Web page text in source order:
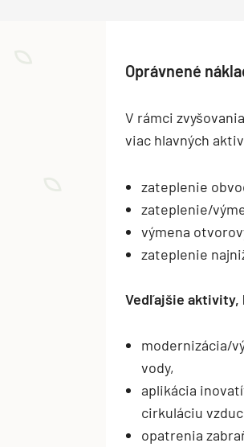
Oprávnené
V rámci
viac hlavných
zateplenie
zateplenie/
výmena
zateplenie
Vedľajšie aktivity,
modernizácia/
vody,
aplikácia
cirkuláciu
opatrenia